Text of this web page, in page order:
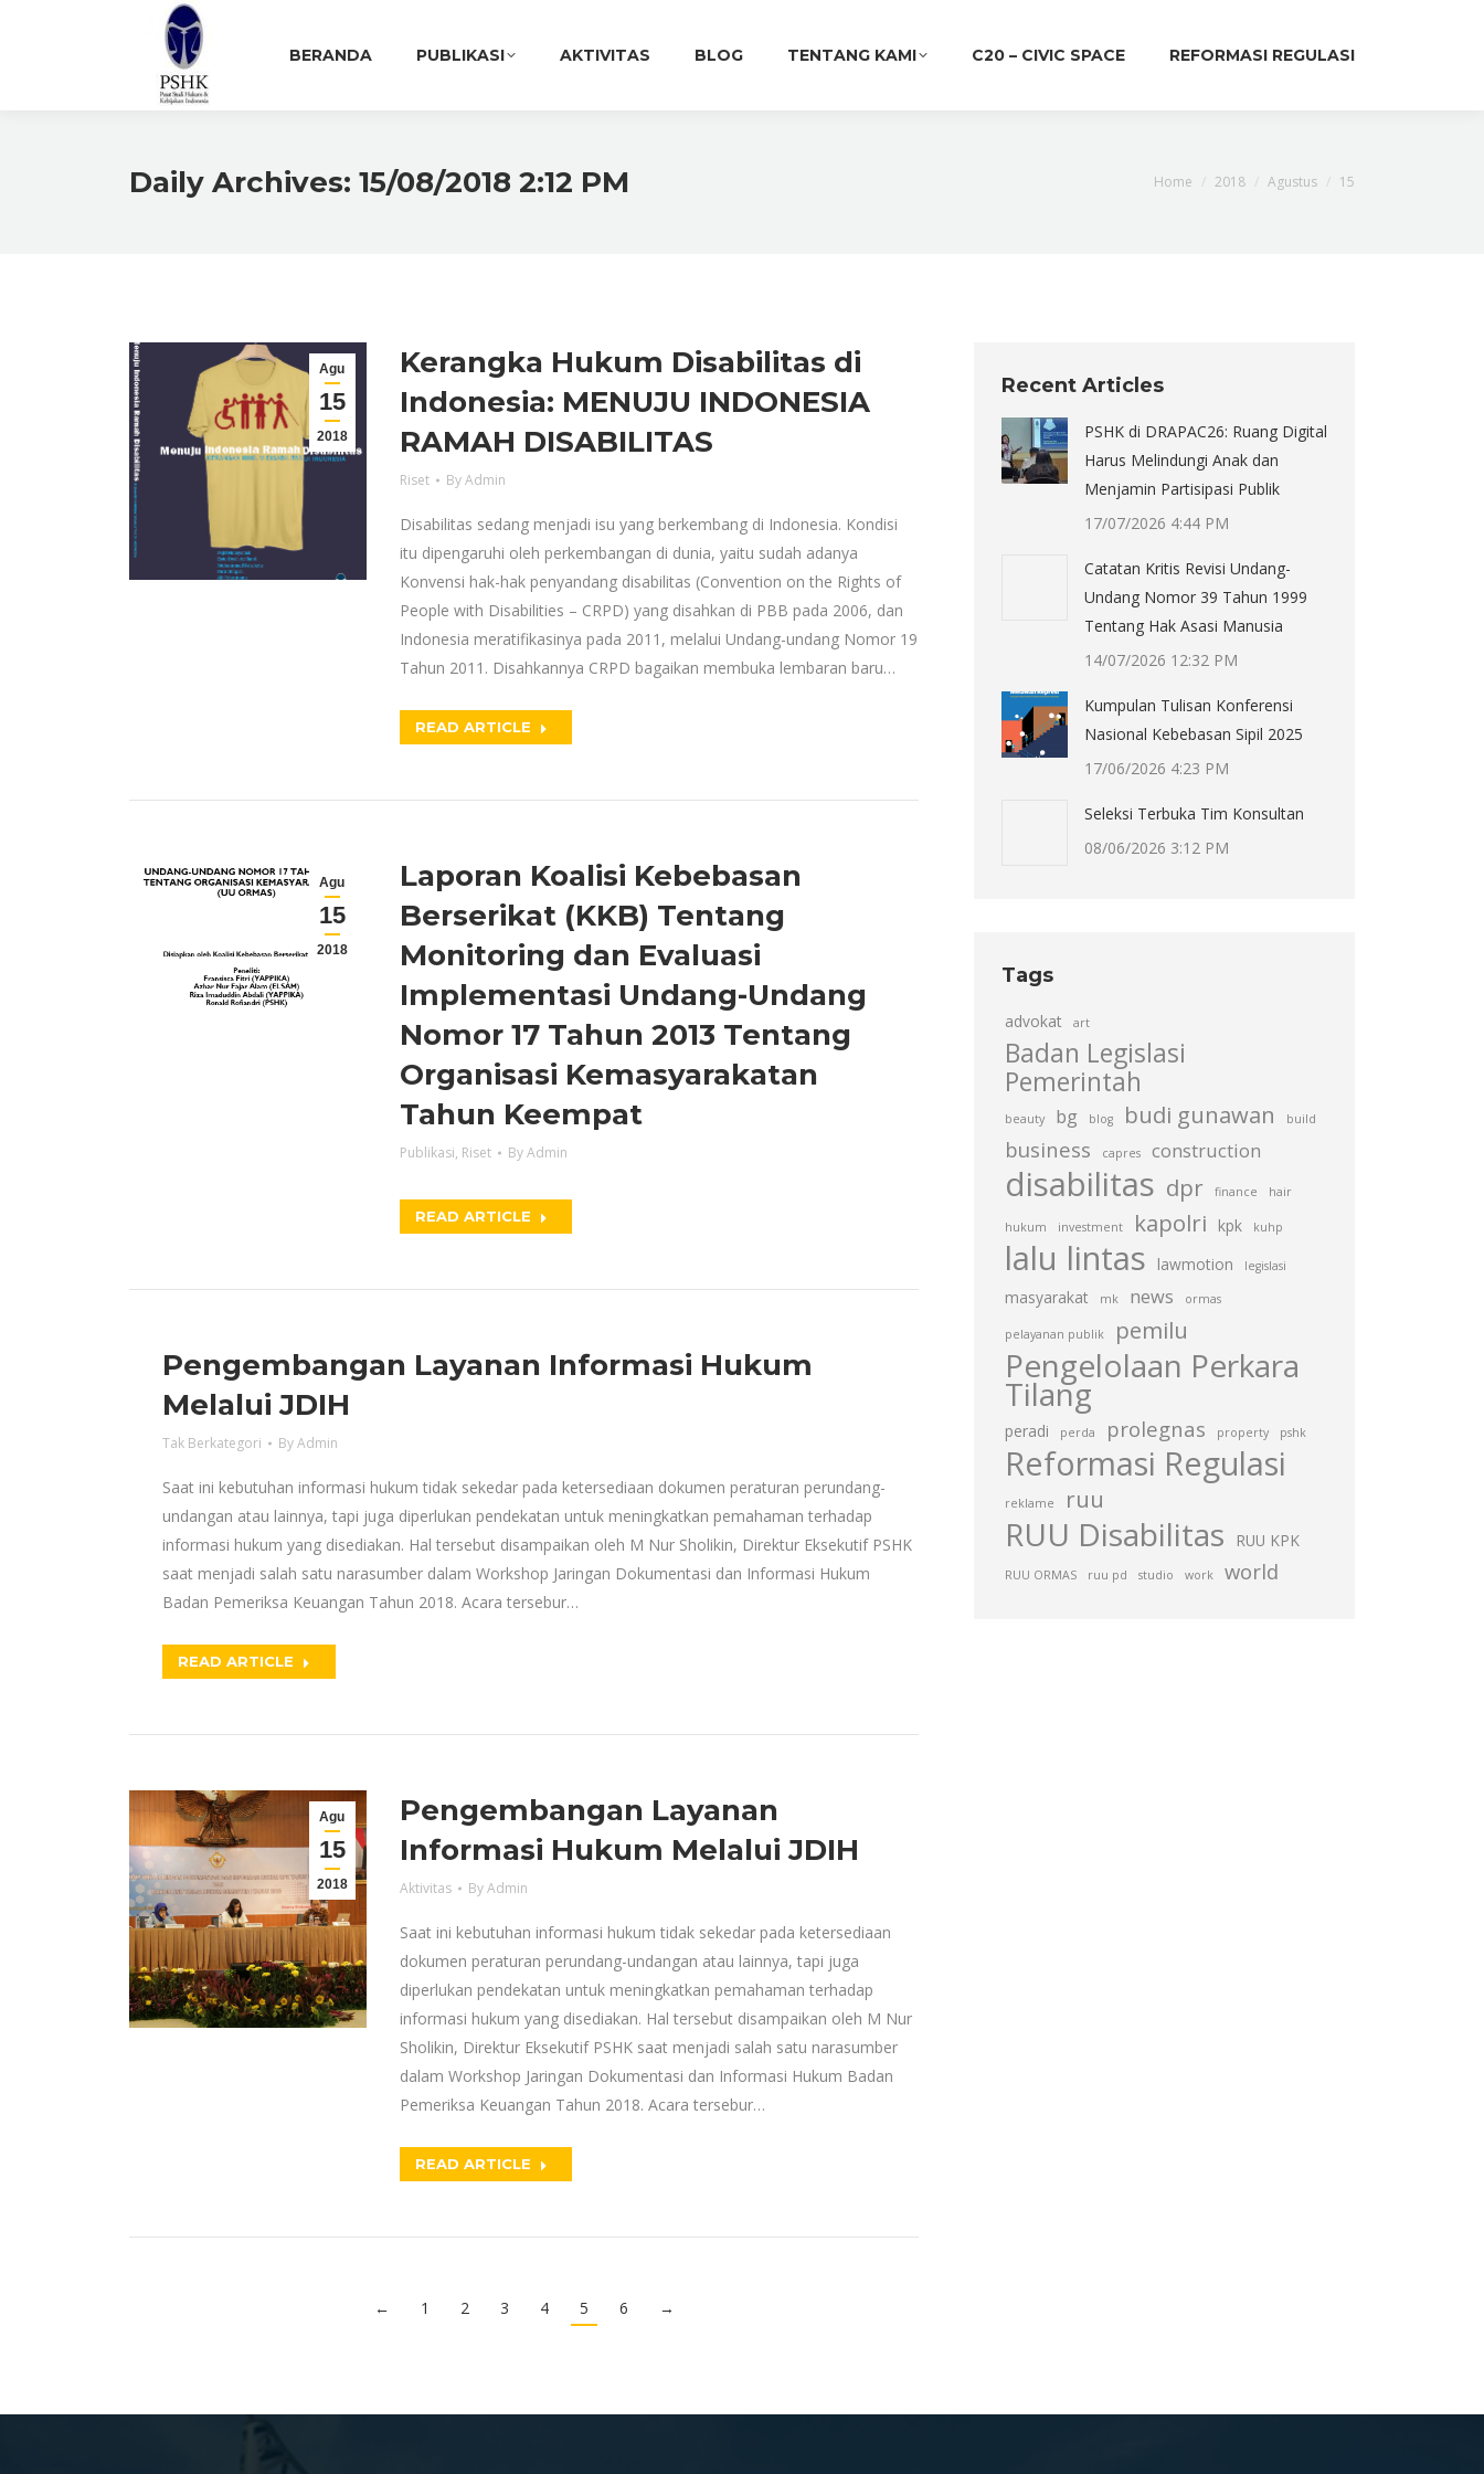
BERANDA PUBLIKASI AKTIVITAS BLOG TENTANG KAMI C20 – CIVIC SPACE REFORMASI REGULASI
Daily Archives: 15/08/2018 2:12 PM You are here:
Home 2018 Agustus 15
Agu
15
2018
Kerangka Hukum Disabilitas di
Indonesia: MENUJU INDONESIA
RAMAH DISABILITAS
Riset ByAdmin
Disabilitas sedang menjadi isu yang berkembang di Indonesia. Kondisi
itu dipengaruhi oleh perkembangan di dunia, yaitu sudah adanya
Konvensi hak-hak penyandang disabilitas (Convention on the Rights of
People with Disabilities – CRPD) yang disahkan di PBB pada 2006, dan
Indonesia meratifikasinya pada 2011, melalui Undang-undang Nomor 19
Tahun 2011. Disahkannya CRPD bagaikan membuka lembaran baru…
READ ARTICLE
Agu
15
2018
Laporan Koalisi Kebebasan
Berserikat (KKB) Tentang
Monitoring dan Evaluasi
Implementasi Undang-Undang
Nomor 17 Tahun 2013 Tentang
Organisasi Kemasyarakatan
Tahun Keempat
Publikasi, Riset ByAdmin
READ ARTICLE
Pengembangan Layanan Informasi Hukum
Melalui JDIH
Tak Berkategori ByAdmin
Saat ini kebutuhan informasi hukum tidak sekedar pada ketersediaan dokumen peraturan perundang-
undangan atau lainnya, tapi juga diperlukan pendekatan untuk meningkatkan pemahaman terhadap
informasi hukum yang disediakan. Hal tersebut disampaikan oleh M Nur Sholikin, Direktur Eksekutif PSHK
saat menjadi salah satu narasumber dalam Workshop Jaringan Dokumentasi dan Informasi Hukum
Badan Pemeriksa Keuangan Tahun 2018. Acara tersebur…
READ ARTICLE
Agu
15
2018
Pengembangan Layanan
Informasi Hukum Melalui JDIH
Aktivitas ByAdmin
Saat ini kebutuhan informasi hukum tidak sekedar pada ketersediaan
dokumen peraturan perundang-undangan atau lainnya, tapi juga
diperlukan pendekatan untuk meningkatkan pemahaman terhadap
informasi hukum yang disediakan. Hal tersebut disampaikan oleh M Nur
Sholikin, Direktur Eksekutif PSHK saat menjadi salah satu narasumber
dalam Workshop Jaringan Dokumentasi dan Informasi Hukum Badan
Pemeriksa Keuangan Tahun 2018. Acara tersebur…
READ ARTICLE
← 1 2 3 4 5 6 →
Recent Articles
PSHK di DRAPAC26: Ruang Digital
Harus Melindungi Anak dan
Menjamin Partisipasi Publik
17/07/2026 4:44 PM
Catatan Kritis Revisi Undang-
Undang Nomor 39 Tahun 1999
Tentang Hak Asasi Manusia
14/07/2026 12:32 PM
Kumpulan Tulisan Konferensi
Nasional Kebebasan Sipil 2025
17/06/2026 4:23 PM
Seleksi Terbuka Tim Konsultan
08/06/2026 3:12 PM
Tags
advokat art
Badan Legislasi
Pemerintah
beauty bg blog budi gunawan build
business capres construction
disabilitas dpr finance hair
hukum investment kapolri kpk kuhp
lalu lintas lawmotion legislasi
masyarakat mk news ormas
pelayanan publik pemilu
Pengelolaan Perkara
Tilang
peradi perda prolegnas property pshk
Reformasi Regulasi
reklame ruu
RUU Disabilitas RUU KPK
RUU ORMAS ruu pd studio work world